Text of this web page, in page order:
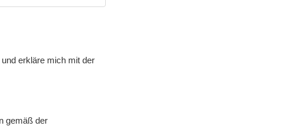
erkläre mich mit der
gemäß der